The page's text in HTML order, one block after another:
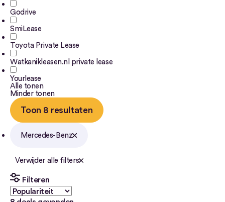
Godrive
SmiLease
Toyota Private Lease
Watkanikleasen.nl private lease
Yourlease
Alle tonen
Minder tonen
Toon 8 resultaten
Mercedes-Benz
Verwijder alle filters
Filteren